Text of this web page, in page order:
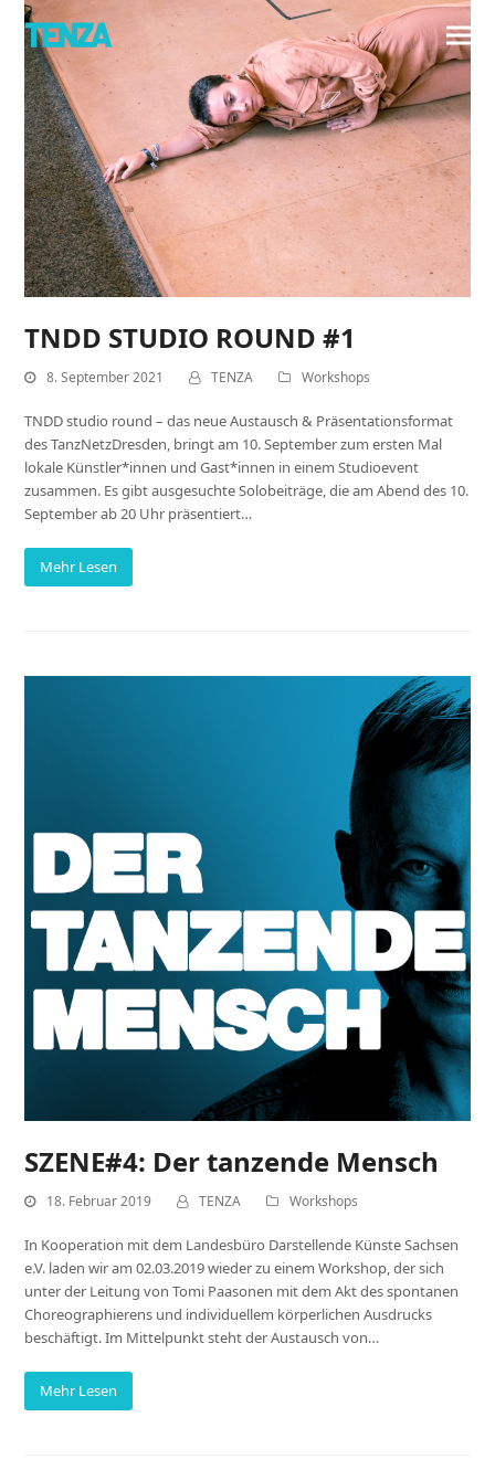
TNDD STUDIO ROUND #1
8. September 2021 TENZA Workshops
TNDD studio round – das neue Austausch & Präsentationsformat
des TanzNetzDresden, bringt am 10. September zum ersten Mal
lokale Künstler*innen und Gast*innen in einem Studioevent
zusammen. Es gibt ausgesuchte Solobeiträge, die am Abend des 10.
September ab 20 Uhr präsentiert…
Mehr Lesen
SZENE#4: Der tanzende Mensch
18. Februar 2019 TENZA Workshops
In Kooperation mit dem Landesbüro Darstellende Künste Sachsen
e.V. laden wir am 02.03.2019 wieder zu einem Workshop, der sich
unter der Leitung von Tomi Paasonen mit dem Akt des spontanen
Choreographierens und individuellem körperlichen Ausdrucks
beschäftigt. Im Mittelpunkt steht der Austausch von…
Mehr Lesen